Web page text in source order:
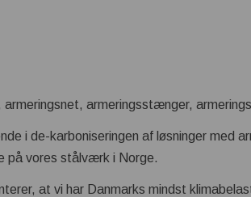
armeringsstænger,
i de-karboniseringen af løsninger med
på vores stålværk i Norge.
at vi har Danmarks mindst